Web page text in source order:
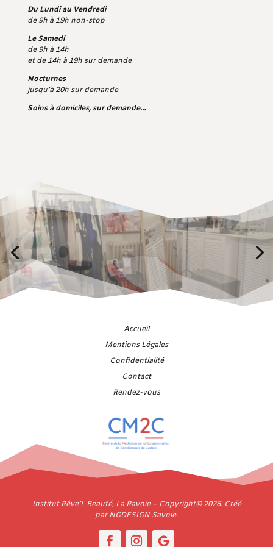
Du Lundi au Vendredi
de 9h à 19h non-stop
Le Samedi
de 9h à 14h
et de 14h à 19h sur demande
Nocturnes
jusqu’à 20h sur demande
Soins à domiciles, sur demande…
Accueil
Mentions Légales
Confidentialité
Contact
Rendez-vous
Institut Rêve’L Beauté, La Ravoie – Copyright© 2026. Créé
par NGDESIGN Savoie.